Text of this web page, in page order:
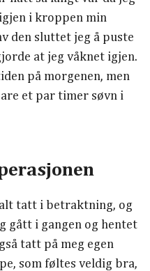
i kroppen min
den sluttet jeg å puste
at jeg våknet igjen.
på morgenen, men
et par timer søvn i
alt tatt i betraktning, og
gått i gangen og hentet
tatt på meg egen
som føltes veldig bra,